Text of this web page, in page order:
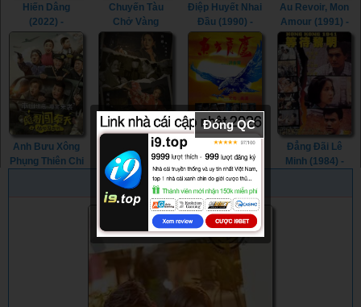
Hiến Dâng
(2022) -
Devotion (2022)
Chuyến Tàu
Chở Vàng
(2022) - Gold
Run (2022)
Điệp Huyết Nhai
Đầu (1990) -
Bullet in the
Head (1990)
Au Revoir, Mon
Amour (1991) -
Au Revoir, Mon
Amour (1991)
Anh Bưu Xông
Phụng Thiên Chi
Báo Tuyết : Ám
Chiến Thiên Cơ
(2021) - Snow
Leopard Secret
War (2021)
Phi Ưng
Phương Đông
(1987) - Eastern
Condors (1987)
Đẳng Đãi Lê
Minh (1984) -
PHIM NGẪU NHIÊN
Đóng QC